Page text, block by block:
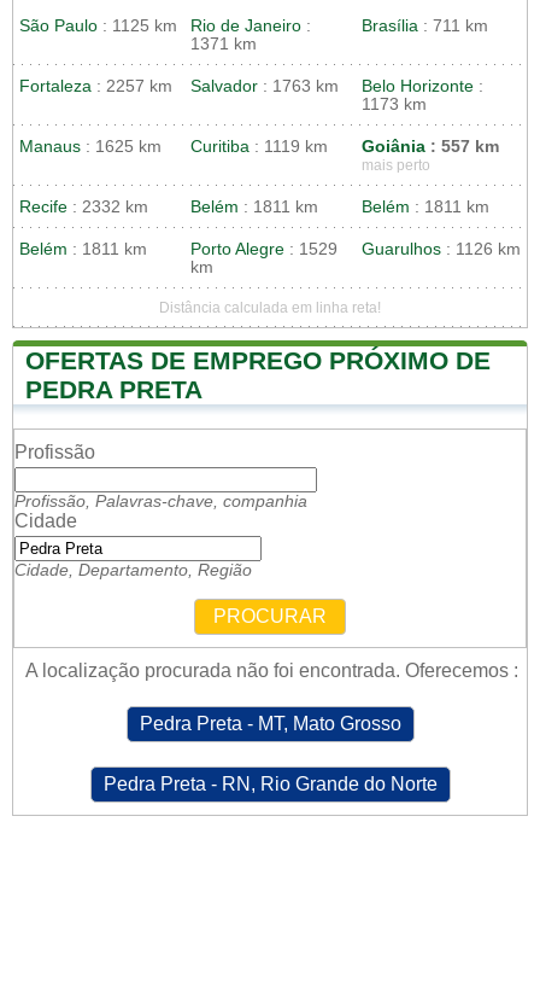
São Paulo : 1125 km Rio de Janeiro :
1371 km
Brasília : 711 km
Fortaleza : 2257 km Salvador : 1763 km Belo Horizonte :
1173 km
Manaus : 1625 km Curitiba : 1119 km Goiânia : 557 km
mais perto
Recife : 2332 km Belém : 1811 km Belém : 1811 km
Belém : 1811 km Porto Alegre : 1529
km
Guarulhos : 1126 km
Distância calculada em linha reta!
OFERTAS DE EMPREGO PRÓXIMO DE
PEDRA PRETA
Profissão
Profissão, Palavras-chave, companhia
Cidade
Cidade, Departamento, Região
PROCURAR
A localização procurada não foi encontrada. Oferecemos :
Pedra Preta - MT, Mato Grosso
Pedra Preta - RN, Rio Grande do Norte